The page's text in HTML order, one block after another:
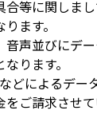
合等に関しま
ます。
音声並びにデ
ります。
どによるデー
をご請求させ